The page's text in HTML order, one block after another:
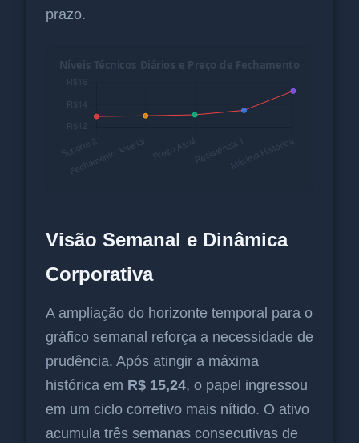
prazo.
Visão Semanal e Dinâmica
Corporativa
A ampliação do horizonte temporal para o
gráfico semanal reforça a necessidade de
prudência. Após atingir a máxima
histórica em R$ 15,24, o papel ingressou
em um ciclo corretivo mais nítido. O ativo
acumula três semanas consecutivas de